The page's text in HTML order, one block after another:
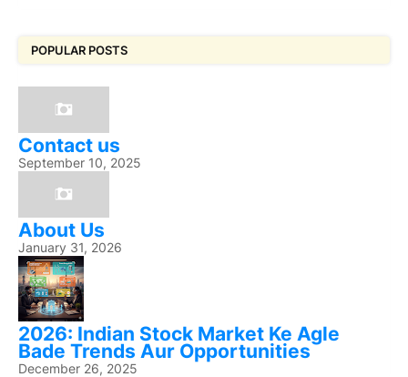
POPULAR POSTS
Contact us
September 10, 2025
About Us
January 31, 2026
2026: Indian Stock Market Ke Agle
Bade Trends Aur Opportunities
December 26, 2025